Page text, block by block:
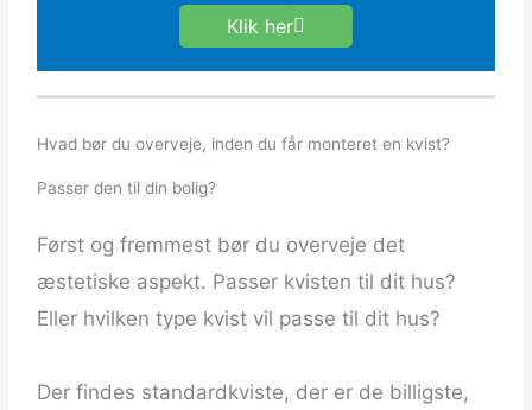
Klik her
Hvad bør du overveje, inden du får monteret en kvist?
Passer den til din bolig?
Først og fremmest bør du overveje det
æstetiske aspekt. Passer kvisten til dit hus?
Eller hvilken type kvist vil passe til dit hus?
Der findes standardkviste, der er de billigste,